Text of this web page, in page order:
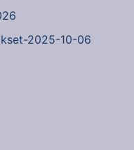
2025-10-06